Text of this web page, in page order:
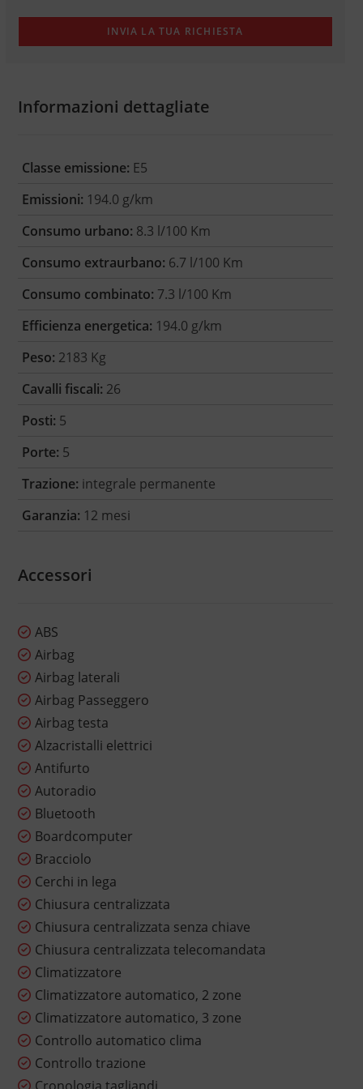
Informazioni dettagliate
Classe emissione: E5
Emissioni: 194.0 g/km
Consumo urbano: 8.3 l/100 Km
Consumo extraurbano: 6.7 l/100 Km
Consumo combinato: 7.3 l/100 Km
Efficienza energetica: 194.0 g/km
Peso: 2183 Kg
Cavalli fiscali: 26
Posti: 5
Porte: 5
Trazione: integrale permanente
Garanzia: 12 mesi
Accessori
ABS
Airbag
Airbag laterali
Airbag Passeggero
Airbag testa
Alzacristalli elettrici
Antifurto
Autoradio
Bluetooth
Boardcomputer
Bracciolo
Cerchi in lega
Chiusura centralizzata
Chiusura centralizzata senza chiave
Chiusura centralizzata telecomandata
Climatizzatore
Climatizzatore automatico, 2 zone
Climatizzatore automatico, 3 zone
Controllo automatico clima
Controllo trazione